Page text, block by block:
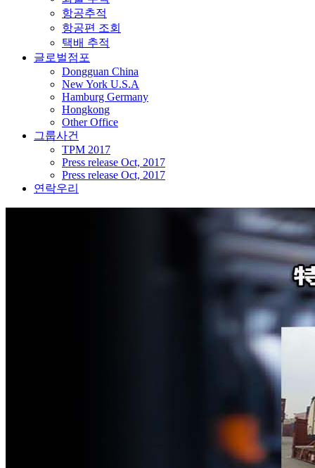
항공추적
항공편 조회
택배 추적
글로벌점포
Dongguan China
New York U.S.A
Hamburg Germany
Hongkong
Other Office
그룹사건
TPM 2017
Press release Oct, 2017
Press release Oct, 2017
연락우리